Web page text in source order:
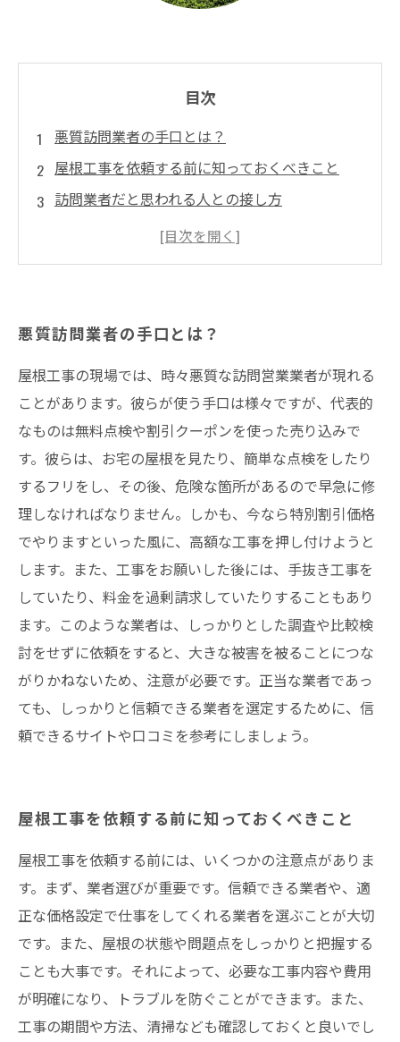
目次
悪質訪問業者の手口とは？
屋根工事を依頼する前に知っておくべきこと
訪問業者だと思われる人との接し方
正規の業者と偽装している可能性がある見分け
悪質訪問業者の手口とは？
屋根工事の現場では、時々悪質な訪問営業業者が現れる
ことがあります。彼らが使う手口は様々ですが、代表的
なものは無料点検や割引クーポンを使った売り込みで
す。彼らは、お宅の屋根を見たり、簡単な点検をしたり
するフリをし、その後、危険な箇所があるので早急に修
理しなければなりません。しかも、今なら特別割引価格
でやりますといった風に、高額な工事を押し付けようと
します。また、工事をお願いした後には、手抜き工事を
していたり、料金を過剰請求していたりすることもあり
ます。このような業者は、しっかりとした調査や比較検
討をせずに依頼をすると、大きな被害を被ることにつな
がりかねないため、注意が必要です。正当な業者であっ
ても、しっかりと信頼できる業者を選定するために、信
頼できるサイトや口コミを参考にしましょう。
屋根工事を依頼する前に知っておくべきこと
屋根工事を依頼する前には、いくつかの注意点がありま
す。まず、業者選びが重要です。信頼できる業者や、適
正な価格設定で仕事をしてくれる業者を選ぶことが大切
です。また、屋根の状態や問題点をしっかりと把握する
ことも大事です。それによって、必要な工事内容や費用
が明確になり、トラブルを防ぐことができます。また、
工事の期間や方法、清掃なども確認しておくと良いでし